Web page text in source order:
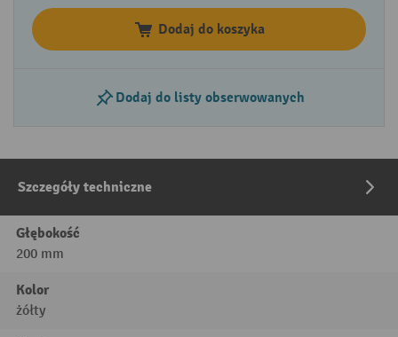
Dodaj do koszyka
Dodaj do listy obserwowanych
Szczegóły techniczne
Głębokość
200 mm
Kolor
żółty